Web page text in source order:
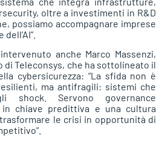
oltre a investimenti in R&D
possiamo accompagnare imprese
anche Marco Massenzi,
Teleconsys, che ha sottolineato il
cybersicurezza: “La sfida non è
ma antifragili: sistemi che
shock. Servono governance
in chiave predittiva e una cultura
le crisi in opportunità di